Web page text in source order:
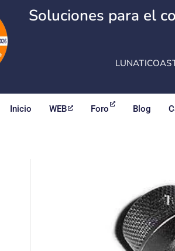
Soluciones para el
Inicio WEB Foro Blog